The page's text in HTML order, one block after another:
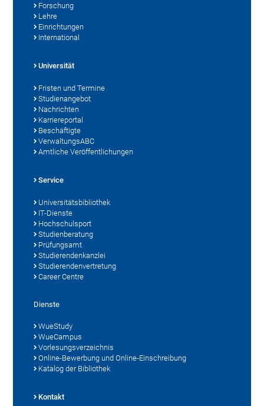
Forschung
Lehre
Einrichtungen
International
Universität
Fristen und Termine
Studienangebot
Nachrichten
Karriereportal
Beschäftigte
VerwaltungsABC
Amtliche Veröffentlichungen
Service
Universitätsbibliothek
IT-Dienste
Hochschulsport
Studienberatung
Prüfungsamt
Studierendenkanzlei
Studierendenvertretung
Career Centre
Dienste
WueStudy
WueCampus
Vorlesungsverzeichnis
Online-Bewerbung und Online-Einschreibung
Katalog der Bibliothek
Kontakt